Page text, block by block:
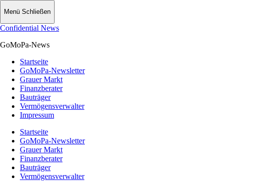
Menü Schließen
Confidential News
GoMoPa-News
Startseite
GoMoPa-Newsletter
Grauer Markt
Finanzberater
Bauträger
Vermögensverwalter
Impressum
Startseite
GoMoPa-Newsletter
Grauer Markt
Finanzberater
Bauträger
Vermögensverwalter